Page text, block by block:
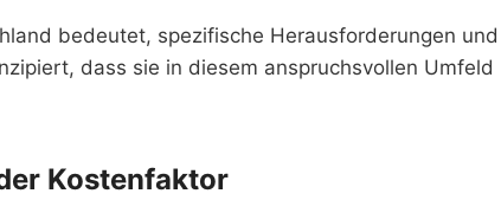
bedeutet, spezifische Herausforderungen und
dass sie in diesem anspruchsvollen Umfeld
Kostenfaktor